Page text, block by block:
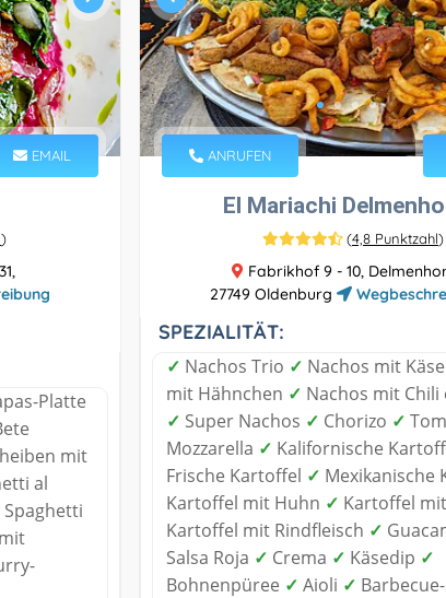
EMAIL
)
Platte
mit
al
Spaghetti
ANRUFEN
El Mariachi
(4,8 Punktzahl)
Fabrikhof 9 - 10,
27749 Oldenburg
SPEZIALITÄT:
✓ Nachos Trio ✓ Nachos mit Käse
mit Hähnchen ✓ Nachos mit Chili
✓ Super Nachos ✓ Chorizo ✓
Mozzarella ✓ Kalifornische
Frische Kartoffel ✓ Mexikanische
Kartoffel mit Huhn ✓ Kartoffel
Kartoffel mit Rindfleisch ✓
Salsa Roja ✓ Crema ✓ Käsedip ✓
Bohnenpüree ✓ Aioli ✓